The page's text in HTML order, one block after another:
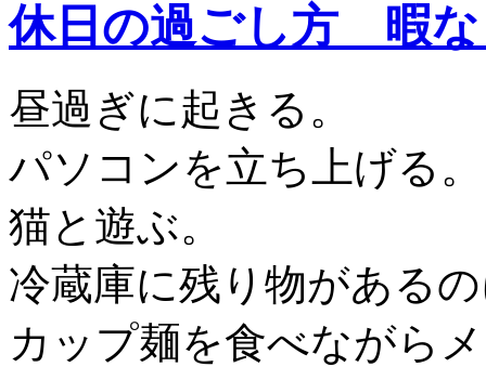
休日の過ごし方 暇な
昼過ぎに起きる。
パソコンを立ち上げる。
猫と遊ぶ。
冷蔵庫に残り物がある
カップ麺を食べながら